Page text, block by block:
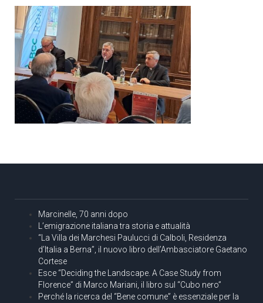
Marcinelle, 70 anni dopo
L’emigrazione italiana tra storia e attualità
“La Villa dei Marchesi Paulucci di Calboli, Residenza
d’Italia a Berna”, il nuovo libro dell’Ambasciatore Gaetano
Cortese
Esce “Deciding the Landscape. A Case Study from
Florence” di Marco Mariani, il libro sul “Cubo nero”
Perché la ricerca del “Bene comune” è essenziale per la